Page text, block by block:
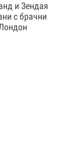
и Зендая
с брачни